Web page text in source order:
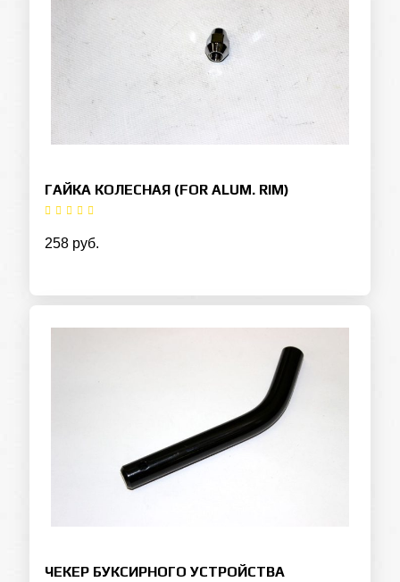
ГАЙКА КОЛЕСНАЯ (FOR ALUM. RIM)
258 руб.
ЧЕКЕР БУКСИРНОГО УСТРОЙСТВА